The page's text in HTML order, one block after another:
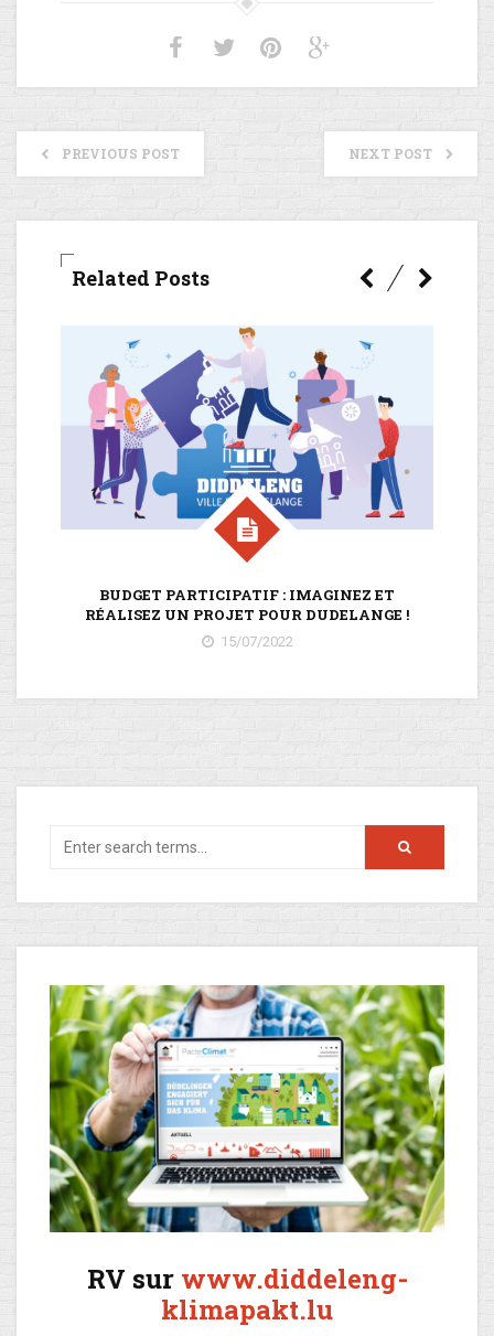
PREVIOUS POST NEXT POST
Related Posts
BUDGET PARTICIPATIF : IMAGINEZ ET
RÉALISEZ UN PROJET POUR DUDELANGE !
15/07/2022
RV sur www.diddeleng-
klimapakt.lu